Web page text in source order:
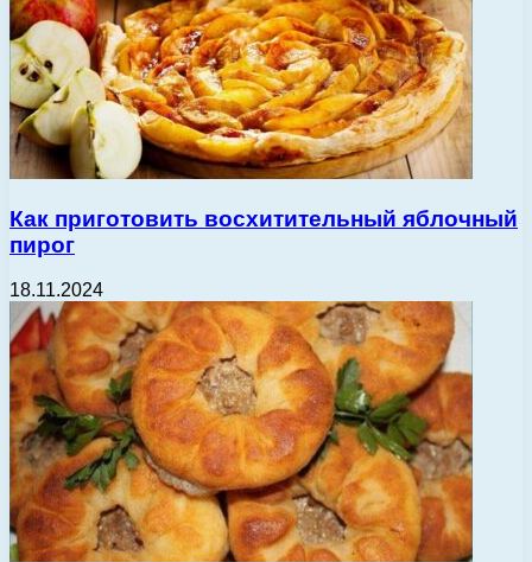
Как приготовить восхитительный яблочный
пирог
18.11.2024